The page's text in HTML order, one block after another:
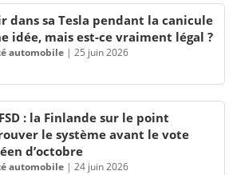
dans sa Tesla pendant la canicule
idée, mais est-ce vraiment légal ?
automobile | 25 juin 2026
: la Finlande sur le point
le système avant le vote
d’octobre
automobile | 24 juin 2026